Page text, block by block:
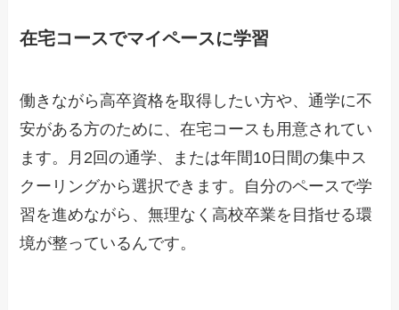
在宅コースでマイペースに学習
働きながら高卒資格を取得したい方や、通学に不
安がある方のために、在宅コースも用意されてい
ます。月2回の通学、または年間10日間の集中ス
クーリングから選択できます。自分のペースで学
習を進めながら、無理なく高校卒業を目指せる環
境が整っているんです。